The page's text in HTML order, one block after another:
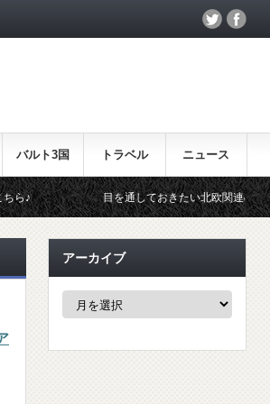
バルト3国 トラベル ニュース
目を通しておきたい北欧関連のイベント！
アーカイブ
ア
ブ